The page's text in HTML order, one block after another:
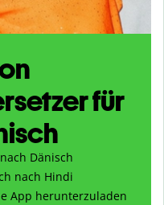
für
Dänisch
nach Hindi
App herunterzuladen